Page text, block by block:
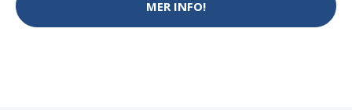
MER INFO!